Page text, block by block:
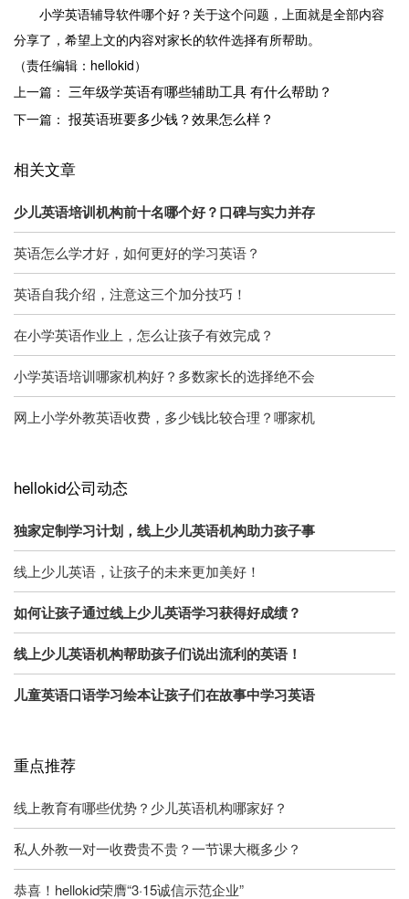
小学英语辅导软件哪个好？关于这个问题，上面就是全部内容
分享了，希望上文的内容对家长的软件选择有所帮助。
（责任编辑：hellokid）
上一篇： 三年级学英语有哪些辅助工具 有什么帮助？
下一篇： 报英语班要多少钱？效果怎么样？
相关文章
少儿英语培训机构前十名哪个好？口碑与实力并存
英语怎么学才好，如何更好的学习英语？
英语自我介绍，注意这三个加分技巧！
在小学英语作业上，怎么让孩子有效完成？
小学英语培训哪家机构好？多数家长的选择绝不会
网上小学外教英语收费，多少钱比较合理？哪家机
hellokid公司动态
独家定制学习计划，线上少儿英语机构助力孩子事
线上少儿英语，让孩子的未来更加美好！
如何让孩子通过线上少儿英语学习获得好成绩？
线上少儿英语机构帮助孩子们说出流利的英语！
儿童英语口语学习绘本让孩子们在故事中学习英语
重点推荐
线上教育有哪些优势？少儿英语机构哪家好？
私人外教一对一收费贵不贵？一节课大概多少？
恭喜！hellokid荣膺“3·15诚信示范企业”